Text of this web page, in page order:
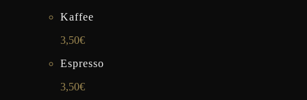
Kaffee
3,50€
Espresso
3,50€